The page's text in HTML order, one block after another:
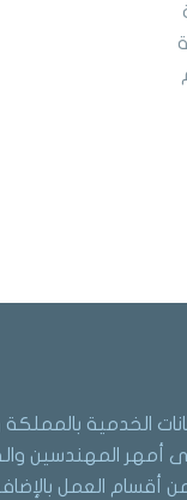
الخدمية بالمملكة
أمهر المهندسين
أقسام العمل